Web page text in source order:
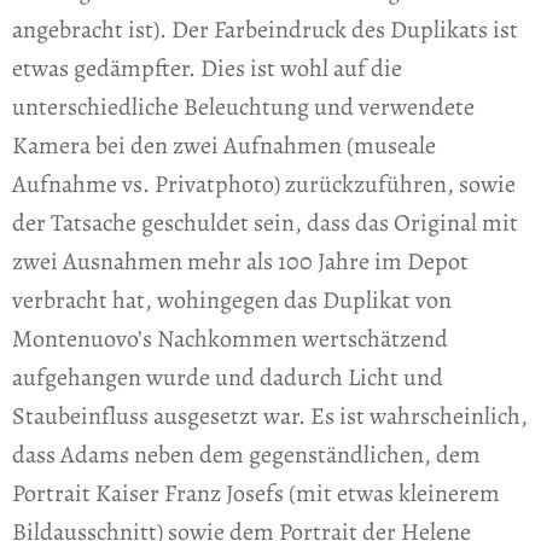
angebracht ist). Der Farbeindruck des Duplikats ist
etwas gedämpfter. Dies ist wohl auf die
unterschiedliche Beleuchtung und verwendete
Kamera bei den zwei Aufnahmen (museale
Aufnahme vs. Privatphoto) zurückzuführen, sowie
der Tatsache geschuldet sein, dass das Original mit
zwei Ausnahmen mehr als 100 Jahre im Depot
verbracht hat, wohingegen das Duplikat von
Montenuovo’s Nachkommen wertschätzend
aufgehangen wurde und dadurch Licht und
Staubeinfluss ausgesetzt war. Es ist wahrscheinlich,
dass Adams neben dem gegenständlichen, dem
Portrait Kaiser Franz Josefs (mit etwas kleinerem
Bildausschnitt) sowie dem Portrait der Helene